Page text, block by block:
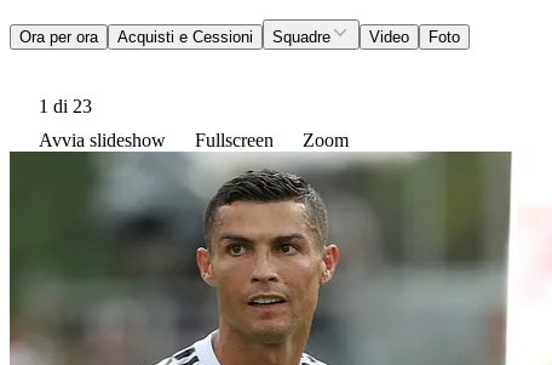
Ora per ora Acquisti e Cessioni Squadre Video Foto
1 di 23
Avvia slideshow
Fullscreen Zoom